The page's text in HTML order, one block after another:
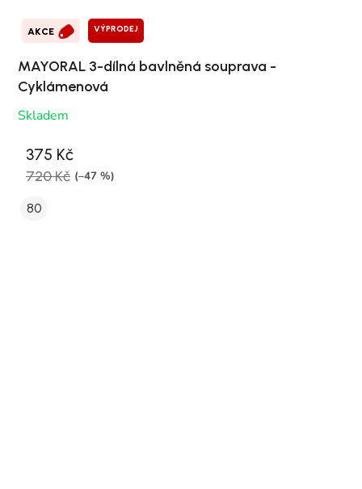
AKCE VÝPRODEJ
MAYORAL 3-dílná bavlněná souprava -
Cyklámenová
Skladem
375 Kč
720 Kč (–47 %)
80